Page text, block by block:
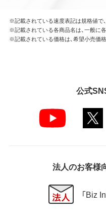
※記載されている速度表記は規格値で
※記載されている各商品名は、一般に
※記載されている価格は、希望小売価格
公式
法人のお客様
「Biz